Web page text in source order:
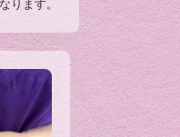
ります。